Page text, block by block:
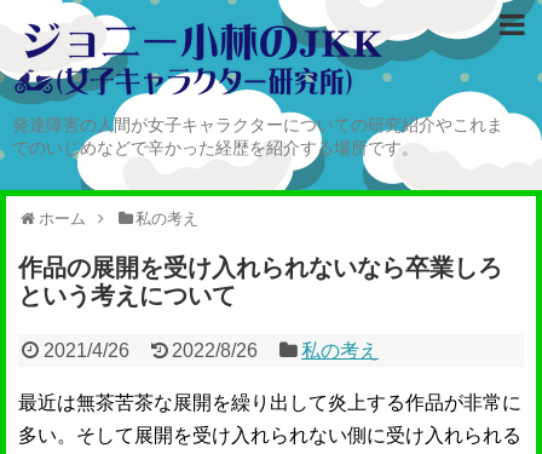
発達障害の人間が女子キャラクターについての研究紹介やこれま
でのいじめなどで辛かった経歴を紹介する場所です。
ホーム 私の考え
作品の展開を受け入れられないなら卒業しろ
という考えについて
2021/4/26 2022/8/26 私の考え
最近は無茶苦茶な展開を繰り出して炎上する作品が非常に
多い。そして展開を受け入れられない側に受け入れられる